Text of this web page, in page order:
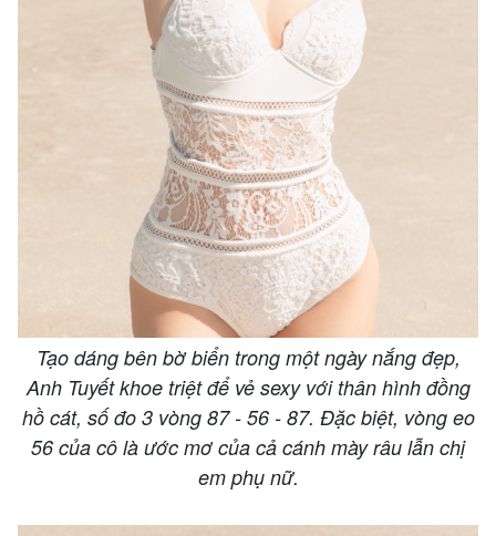
Tạo dáng bên bờ biển trong một ngày nắng đẹp,
Anh Tuyết khoe triệt để vẻ sexy với thân hình đồng
hồ cát, số đo 3 vòng 87 - 56 - 87. Đặc biệt, vòng eo
56 của cô là ước mơ của cả cánh mày râu lẫn chị
em phụ nữ.